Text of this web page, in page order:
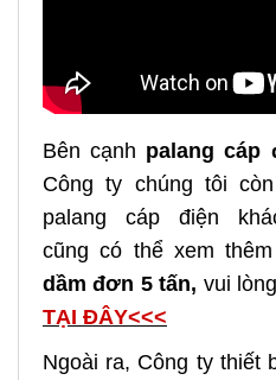
Bên cạnh palang cáp
Công ty chúng tôi
palang cáp điện
cũng có thể xem
dầm đơn 5 tấn, vui
TẠI ĐÂY<<<
Ngoài ra, Công ty thiết